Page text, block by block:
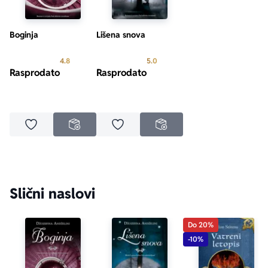
bestselera New York Timesa
Boginja
4.8Prosecna ocena je 4.8 od 5
Rasprodato
Dodaj u omiljeneNEDOSTUPNO
Lišena snova
5.0
Rasprodato
Dodaj u omiljeneNEDOSTUPNO
Slični naslovi
Do 20%
-10%